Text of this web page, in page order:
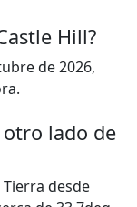
Hill?
de 2026,
otro lado de
Tierra desde